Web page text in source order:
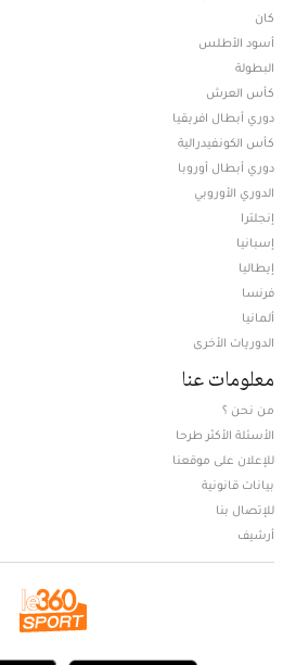
كان
أسود الأطلس
البطولة
كأس العرش
دوري أبطال افريقيا
كأس الكونفيدرالية
دوري أبطال أوروبا
الدوري الأوروبي
إنجلترا
إسبانيا
إيطاليا
فرنسا
ألمانيا
الدوريات الأخرى
معلومات عنا
من نحن ؟
الأسئلة الأكثر طرحا
للإعلان على موقعنا
بيانات قانونية
للإتصال بنا
أرشيف